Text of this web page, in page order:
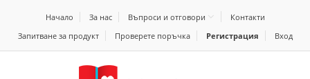
Начало За нас Въпроси и отговори
Контакти
Запитване за продукт
Проверете поръчка Регистрация Вход